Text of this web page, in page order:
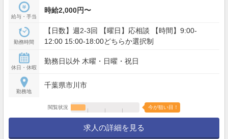
給与・手当
時給2,000円〜
勤務時間
【日数】週2-3回 【曜日】応相談 【時間】9:00-
12:00 15:00-18:00どちらか選択制
休日・休暇
勤務日以外 木曜・日曜・祝日
勤務地
千葉県市川市
閲覧状況 今が狙い目！
求人の詳細を見る